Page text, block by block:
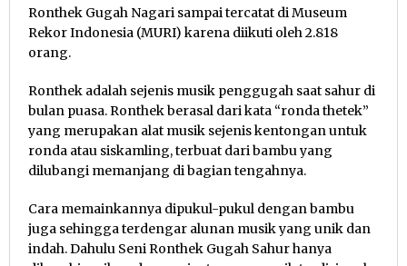
Ronthek Gugah Nagari sampai tercatat di Museum
Rekor Indonesia (MURI) karena diikuti oleh 2.818
orang.
Ronthek adalah sejenis musik penggugah saat sahur di
bulan puasa. Ronthek berasal dari kata “ronda thetek”
yang merupakan alat musik sejenis kentongan untuk
ronda atau siskamling, terbuat dari bambu yang
dilubangi memanjang di bagian tengahnya.
Cara memainkannya dipukul-pukul dengan bambu
juga sehingga terdengar alunan musik yang unik dan
indah. Dahulu Seni Ronthek Gugah Sahur hanya